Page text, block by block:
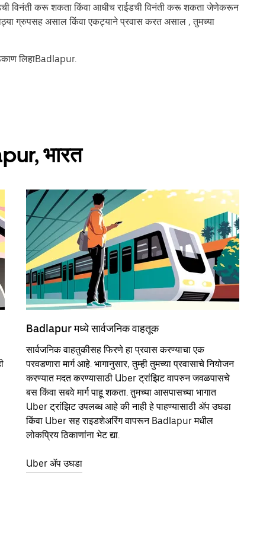
विनंती करू शकता किंवा आधीच राईडची विनंती करू शकता जेणेकरून
ग्रुपसह असाल किंवा एकट्याने प्रवास करत असाल , तुमच्या
लिहाBadlapur.
भारत
Badlapur मध्ये सार्वजनिक वाहतूक
सार्वजनिक वाहतुकीसह फिरणे हा प्रवास करण्याचा एक
परवडणारा मार्ग आहे. भागानुसार, तुम्ही तुमच्या प्रवासाचे नियोजन
करण्यात मदत करण्यासाठी Uber ट्रांझिट वापरुन जवळपासचे
बस किंवा सबवे मार्ग पाहू शकता. तुमच्या आसपासच्या भागात
Uber ट्रांझिट उपलब्ध आहे की नाही हे पाहण्यासाठी ॲप उघडा
किंवा Uber सह राइडशेअरिंग वापरून Badlapur मधील
लोकप्रिय ठिकाणांना भेट द्या.
Uber ॲप उघडा